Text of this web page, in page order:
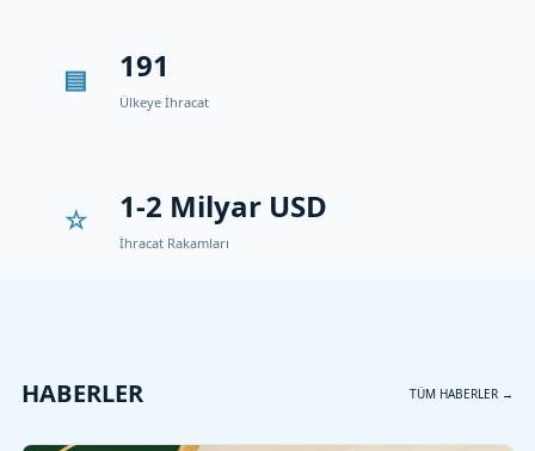
191
Ülkeye İhracat
1-2 Milyar USD
İhracat Rakamları
HABERLER TÜM HABERLER →